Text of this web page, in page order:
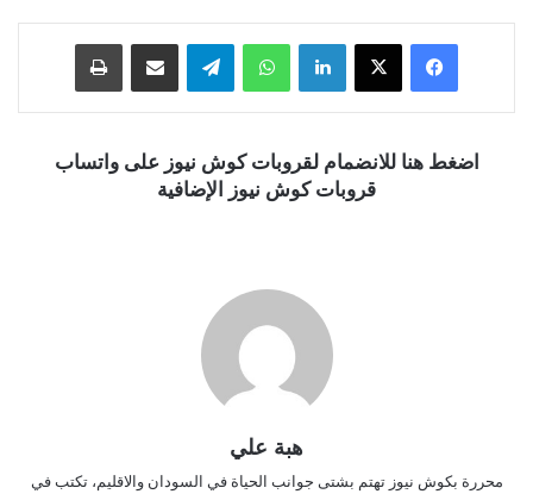
فيسبوك ‫X لينكدإن واتساب تيلقرام
اضغط هنا للانضمام لقروبات كوش نيوز على واتساب
قروبات كوش نيوز الإضافية
هبة علي
محررة بكوش نيوز تهتم بشتى جوانب الحياة في السودان والاقليم، تكتب في